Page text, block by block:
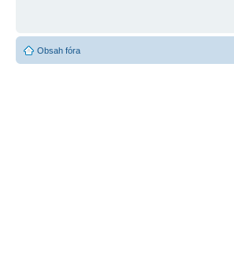
Obsah fóra